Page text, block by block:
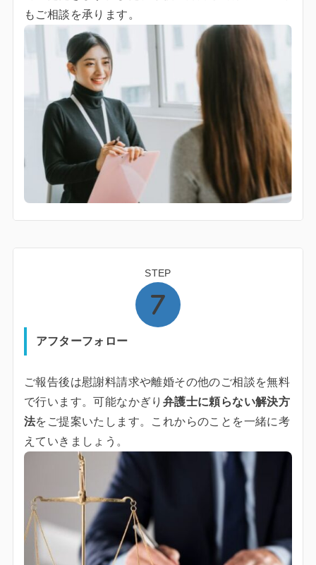
もご相談を承ります。
STEP
アフターフォロー
ご報告後は慰謝料請求や離婚その他のご相談を無料
で行います。可能なかぎり 弁護士に頼らない解決方
法をご提案いたします。これからのことを一緒に考
えていきましょう。